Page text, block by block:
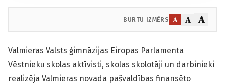
BURTU IZMĒRS A A A
Valmieras Valsts ģimnāzijas Eiropas Parlamenta
Vēstnieku skolas aktīvisti, skolas skolotāji un darbinieki
realizēja Valmieras novada pašvaldības finansēto